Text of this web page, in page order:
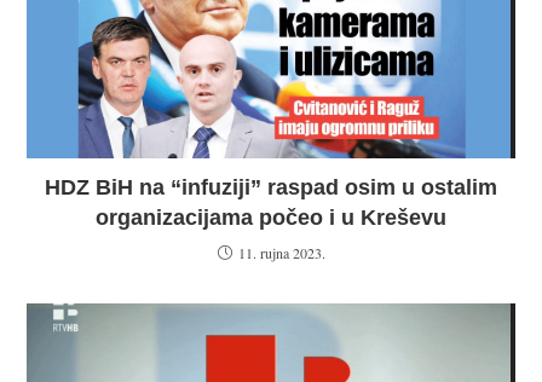
HDZ BiH na “infuziji” raspad osim u ostalim
organizacijama počeo i u Kreševu
11. rujna 2023.